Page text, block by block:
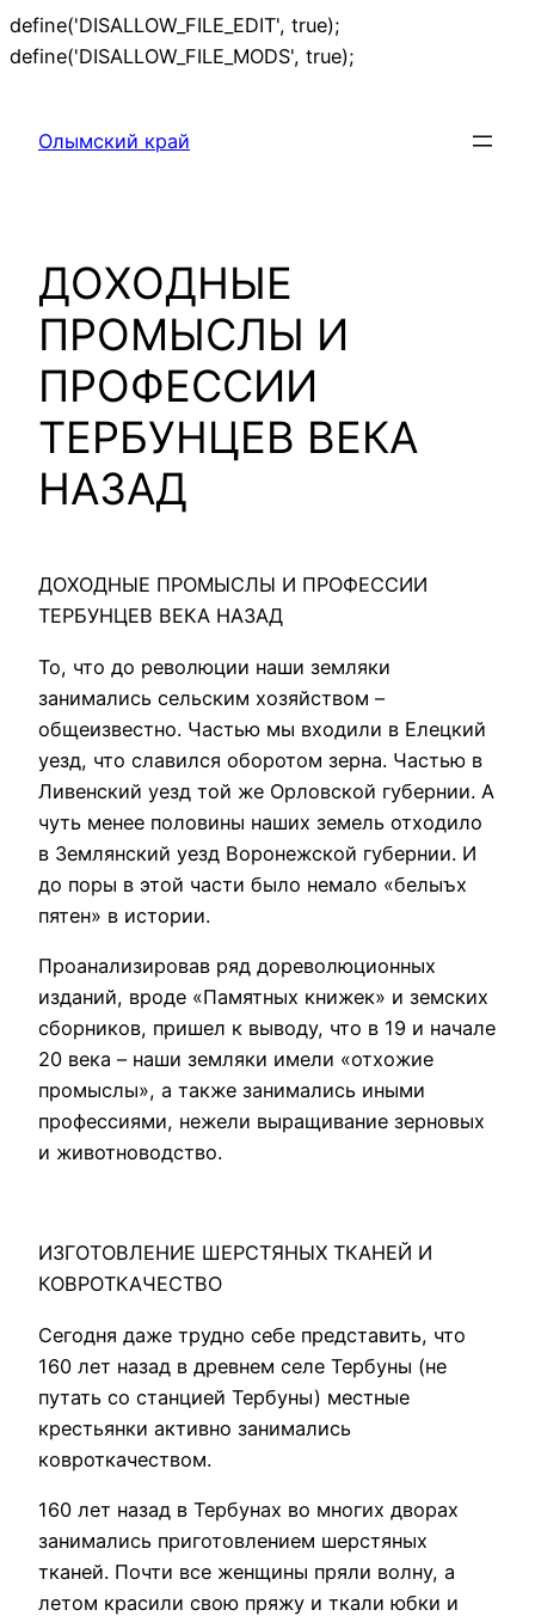
define('DISALLOW_FILE_EDIT', true);
define('DISALLOW_FILE_MODS', true);
Олымский край
ДОХОДНЫЕ
ПРОМЫСЛЫ И
ПРОФЕССИИ
ТЕРБУНЦЕВ ВЕКА
НАЗАД
ДОХОДНЫЕ ПРОМЫСЛЫ И ПРОФЕССИИ
ТЕРБУНЦЕВ ВЕКА НАЗАД
То, что до революции наши земляки
занимались сельским хозяйством –
общеизвестно. Частью мы входили в Елецкий
уезд, что славился оборотом зерна. Частью в
Ливенский уезд той же Орловской губернии. А
чуть менее половины наших земель отходило
в Землянский уезд Воронежской губернии. И
до поры в этой части было немало «белыъх
пятен» в истории.
Проанализировав ряд дореволюционных
изданий, вроде «Памятных книжек» и земских
сборников, пришел к выводу, что в 19 и начале
20 века – наши земляки имели «отхожие
промыслы», а также занимались иными
профессиями, нежели выращивание зерновых
и животноводство.
ИЗГОТОВЛЕНИЕ ШЕРСТЯНЫХ ТКАНЕЙ И
КОВРОТКАЧЕСТВО
Сегодня даже трудно себе представить, что
160 лет назад в древнем селе Тербуны (не
путать со станцией Тербуны) местные
крестьянки активно занимались
ковроткачеством.
160 лет назад в Тербунах во многих дворах
занимались приготовлением шерстяных
тканей. Почти все женщины пряли волну, а
летом красили свою пряжу и ткали юбки и